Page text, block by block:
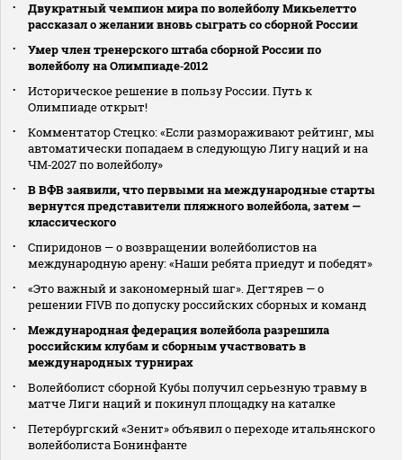
Двукратный чемпион мира по волейболу Микьелетто
рассказал о желании вновь сыграть со сборной России
Умер член тренерского штаба сборной России по
волейболу на Олимпиаде‑2012
Историческое решение в пользу России. Путь к
Олимпиаде открыт!
Комментатор Стецко: «Если размораживают рейтинг, мы
автоматически попадаем в следующую Лигу наций и на
ЧМ‑2027 по волейболу»
В ВФВ заявили, что первыми на международные старты
вернутся представители пляжного волейбола, затем —
классического
Спиридонов — о возвращении волейболистов на
международную арену: «Наши ребята приедут и победят»
«Это важный и закономерный шаг». Дегтярев — о
решении FIVB по допуску российских сборных и команд
Международная федерация волейбола разрешила
российским клубам и сборным участвовать в
международных турнирах
Волейболист сборной Кубы получил серьезную травму в
матче Лиги наций и покинул площадку на каталке
Петербургский «Зенит» объявил о переходе итальянского
волейболиста Бонинфанте